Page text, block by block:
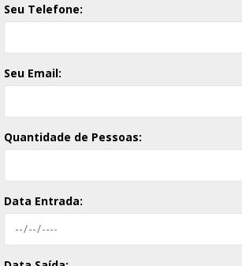
Seu Telefone:
Seu Email:
Quantidade de Pessoas:
Data Entrada: